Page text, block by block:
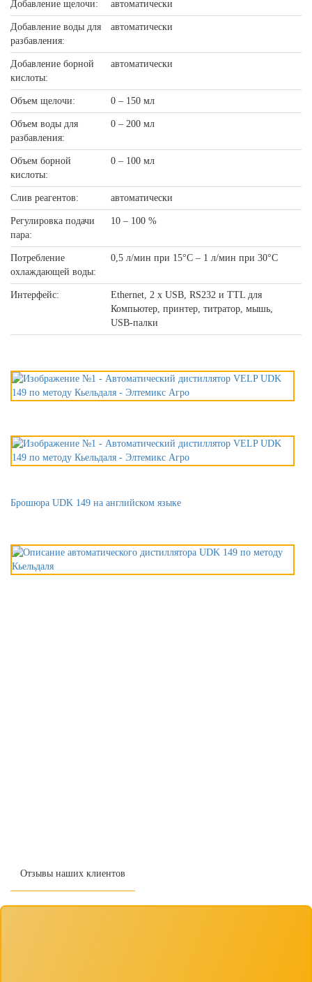
Добавление щелочи: автоматически
Добавление воды для
разбавления:
автоматически
Добавление борной
кислоты:
автоматически
Объем щелочи: 0 – 150 мл
Объем воды для
разбавления:
0 – 200 мл
Объем борной
кислоты:
0 – 100 мл
Слив реагентов: автоматически
Регулировка подачи
пара:
10 – 100 %
Потребление
охлаждающей воды:
0,5 л/мин при 15°C – 1 л/мин при 30°C
Интерфейс:
Ethernet, 2 x USB, RS232 и TTL для
Компьютер, принтер, титратор, мышь,
USB-палки
Брошюра UDK 149 на английском языке
Отзывы наших клиентов